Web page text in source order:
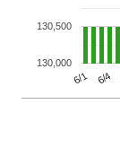
6/1 6/4
130,000
130,500